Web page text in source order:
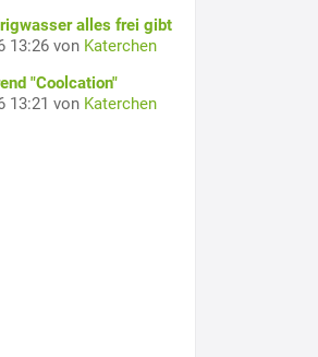
alles frei gibt
13:26 von Katerchen
"Coolcation"
13:21 von Katerchen